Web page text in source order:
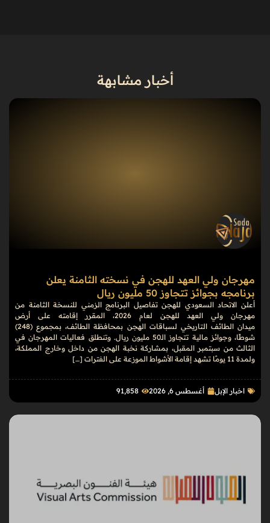
أخبار مشابهة
مهرجان ولي العهد للهجن في نسخته الثامنة يعلن
برنامجه بجوائز تتجاوز 50 مليون ريال
أعلن الاتحاد السعودي للهجن تفاصيل البرنامج الزمني للنسخة الثامنة من
مهرجان ولي العهد للهجن لعام 2026، المقرر إقامته على أرض
ميدان الطائف التاريخي لسباقات الهجن بمحافظة الطائف، بمجموع (248)
شوطًا، وجوائز مالية تتجاوز الـ50 مليون ريال. وتنطلق فعاليات المهرجان في
الثالث من سبتمبر المقبل، بمشاركة نخبة الهجن من داخل وخارج المملكة،
ولمدة 11 يومًا تشهد إقامة الأشواط الموزعة على الفترات […]
اخبار الإبل أغسطس 6, 2026 91٬858